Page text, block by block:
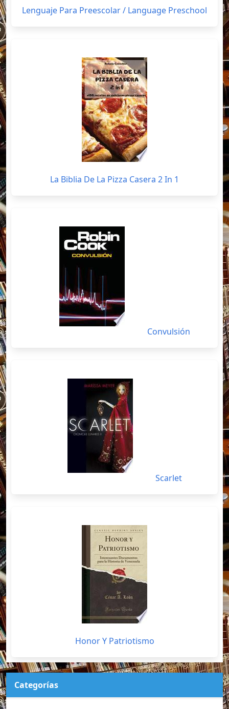
Lenguaje Para Preescolar / Language Preschool
La Biblia De La Pizza Casera 2 In 1
Convulsión
Scarlet
Honor Y Patriotismo
Categorías